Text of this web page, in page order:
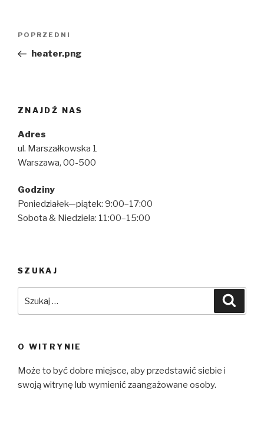
Poprzedni
wpis
POPRZEDNI
heater.png
ZNAJDŹ NAS
Adres
ul. Marszałkowska 1
Warszawa, 00-500
Godziny
Poniedziałek—piątek: 9:00–17:00
Sobota & Niedziela: 11:00–15:00
SZUKAJ
O WITRYNIE
Może to być dobre miejsce, aby przedstawić siebie i
swoją witrynę lub wymienić zaangażowane osoby.